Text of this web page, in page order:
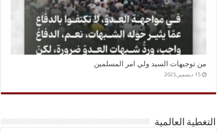
من توجيهات السيد ولي امر المسلمين
15 ديسمبر,2025
التغطية العالمية